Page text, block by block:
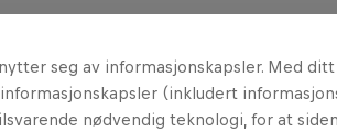
seg av informasjonskapsler. Med ditt
(inkludert
nødvendig teknologi, for at